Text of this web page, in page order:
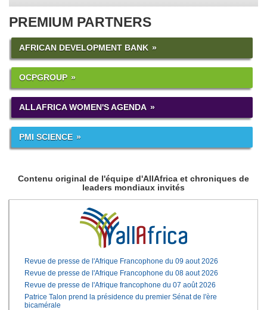
PREMIUM PARTNERS
AFRICAN DEVELOPMENT BANK
OCPGROUP
ALLAFRICA WOMEN'S AGENDA
PMI SCIENCE
Contenu original de l'équipe d'AllAfrica et chroniques de
leaders mondiaux invités
Revue de presse de l'Afrique Francophone du 09 aout 2026
Revue de presse de l'Afrique Francophone du 08 aout 2026
Revue de presse de l'Afrique francophone du 07 août 2026
Patrice Talon prend la présidence du premier Sénat de l'ère
bicamérale